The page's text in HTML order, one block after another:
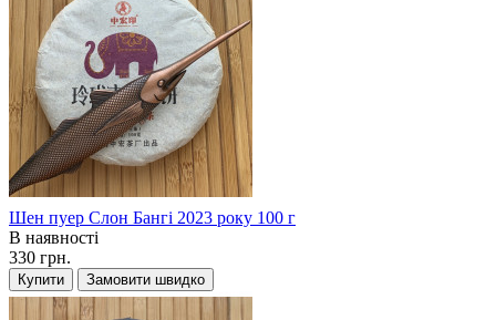
Шен пуер Слон Бангі 2023 року 100 г
В наявності
330 грн.
Купити Замовити швидко